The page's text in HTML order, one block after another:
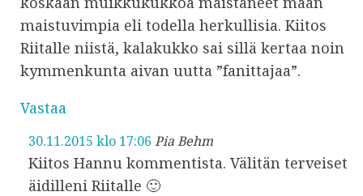
maistuvimpia eli todella herkullisia. Kiitos
Riitalle niistä, kalakukko sai sillä kertaa noin
kymmenkunta aivan uutta ”fanittajaa”.
Vastaa
30.11.2015 klo 17:06 Pia Behm
Kiitos Hannu kommentista. Välitän terveiset
äidilleni Riitalle 🙂